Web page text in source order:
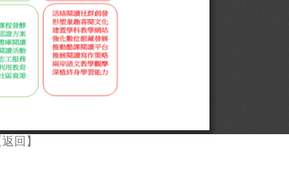
返回】